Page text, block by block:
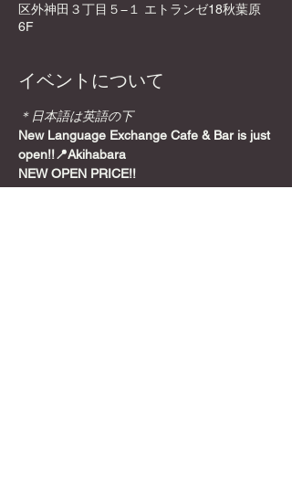
区外神田３丁目５−１ エトランゼ18秋葉原
6F
イベントについて
＊日本語は英語の下
New Language Exchange Cafe & Bar is just
open!!📍Akihabara
NEW OPEN PRICE!!